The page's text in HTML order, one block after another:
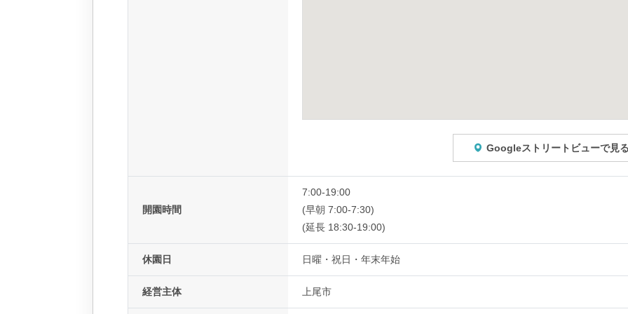
Googleストリートビューで見
開園時間
7:00-19:00
(早朝 7:00-7:30)
(延長 18:30-19:00)
休園日 日曜・祝日・年末年始
経営主体 上尾市